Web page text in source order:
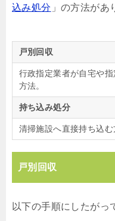
込み処分 」の方法があ
戸別回収
行政指定業者が自宅や
方法。
持ち込み処分
清掃施設へ直接持ち込む
戸別回収
以下の手順にしたがっ